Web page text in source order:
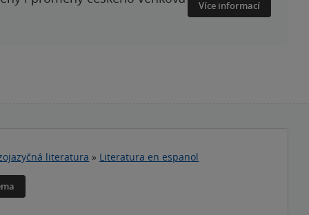
Více informací
literatura » Literatura en espanol